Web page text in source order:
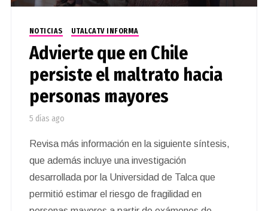
NOTICIAS UTALCATV INFORMA
Advierte que en Chile
persiste el maltrato hacia
personas mayores
5 días ago
Revisa más información en la siguiente síntesis,
que además incluye una investigación
desarrollada por la Universidad de Talca que
permitió estimar el riesgo de fragilidad en